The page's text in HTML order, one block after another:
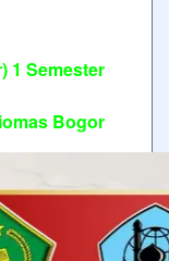
1 Semester
Bogor